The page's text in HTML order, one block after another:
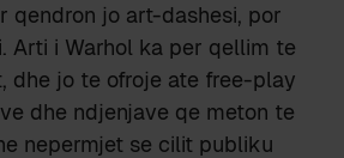
qendron jo art-dashesi, por
Arti i Warhol ka per qellim te
dhe jo te ofroje ate free-play
dhe ndjenjave qe meton te
nepermjet se cilit publiku